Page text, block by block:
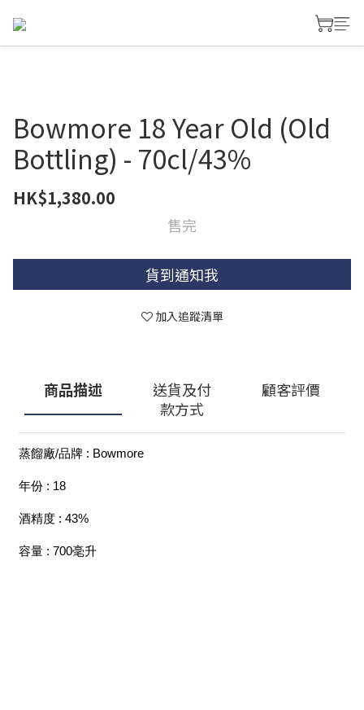
Bowmore 18 Year Old (Old
Bottling) - 70cl/43%
HK$1,380.00
售完
貨到通知我
加入追蹤清單
商品描述
送貨及付
款方式
顧客評價
蒸餾廠/品牌 : Bowmore
年份 : 18
酒精度 : 43%
容量 : 700毫升